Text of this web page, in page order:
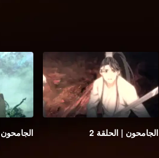
الجامحون | الحلقة 2 الجامحون